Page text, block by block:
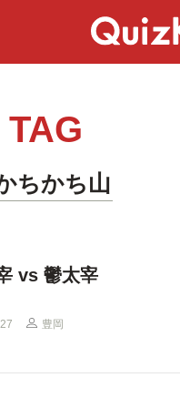
TAG
ちかち山
vs 鬱太宰
豊岡